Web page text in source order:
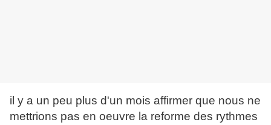
il y a un peu plus d'un mois affirmer que nous ne
mettrions pas en oeuvre la reforme des rythmes